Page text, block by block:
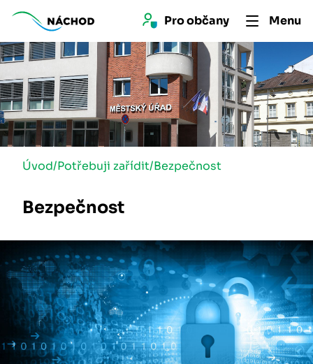
Pro občany Menu
Úvod/Potřebuji zařídit/Bezpečnost
Bezpečnost